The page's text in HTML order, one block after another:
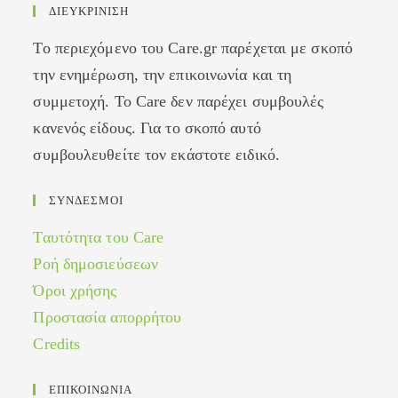
ΔΙΕΥΚΡΙΝΙΣΗ
Το περιεχόμενο του Care.gr παρέχεται με σκοπό
την ενημέρωση, την επικοινωνία και τη
συμμετοχή. Το Care δεν παρέχει συμβουλές
κανενός είδους. Για το σκοπό αυτό
συμβουλευθείτε τον εκάστοτε ειδικό.
ΣΥΝΔΕΣΜΟΙ
Ταυτότητα του Care
Ροή δημοσιεύσεων
Όροι χρήσης
Προστασία απορρήτου
Credits
ΕΠΙΚΟΙΝΩΝΙΑ